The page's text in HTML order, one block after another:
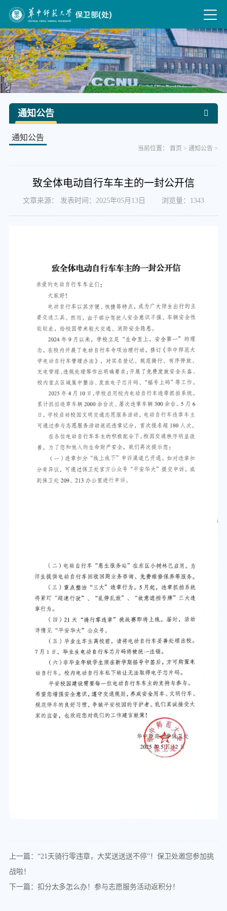
通知公告
通知公告
当前位置：首页 >通知公告 >
致全体电动自行车车主的一封公开信
文章来源： 发表时间：2025年05月13日 浏览量： 1343
上一篇：“21天骑行零违章，大奖送送送不停”！保卫处邀您参加挑
战啦！
下一篇：扣分太多怎么办！参与志愿服务活动返积分！